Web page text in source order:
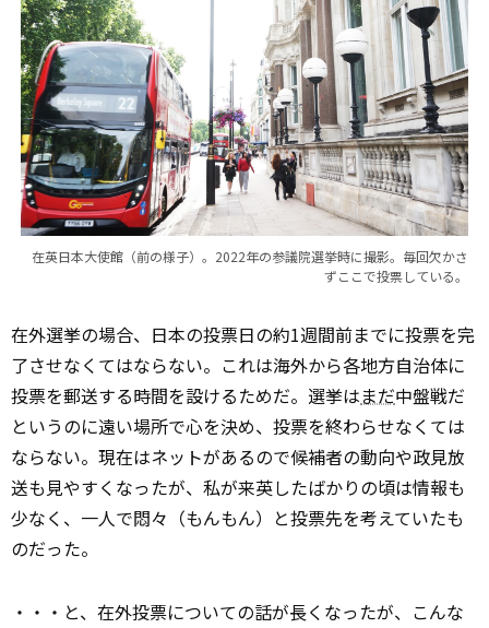
在英日本大使館（前の様子）。2022年の参議院選挙時に撮影。毎回欠かさ
ずここで投票している。
在外選挙の場合、日本の投票日の約1週間前までに投票を完
了させなくてはならない。これは海外から各地方自治体に
投票を郵送する時間を設けるためだ。選挙はまだ中盤戦だ
というのに遠い場所で心を決め、投票を終わらせなくては
ならない。現在はネットがあるので候補者の動向や政見放
送も見やすくなったが、私が来英したばかりの頃は情報も
少なく、一人で悶々（もんもん）と投票先を考えていたも
のだった。
・・・と、在外投票についての話が長くなったが、こんな